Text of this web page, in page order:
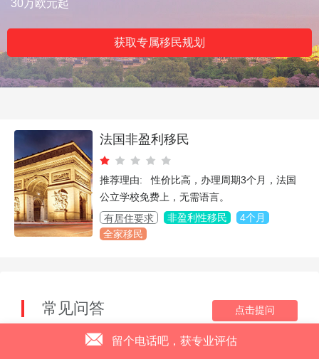
30万欧元起
获取专属移民规划
法国非盈利移民
推荐理由: 性价比高，办理周期3个月，法国
公立学校免费上，无需语言。
有居住要求
非盈利性移民
4个月
全家移民
常见问答 点击提问
申请法国永久居留卡的条件？